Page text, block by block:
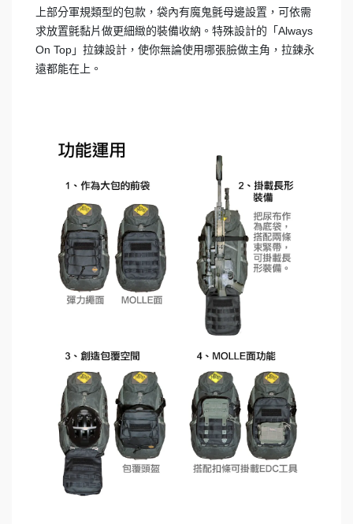
上部分軍規類型的包款，袋內有魔鬼氈母邊設置，可依需
求放置氈黏片做更細緻的裝備收納。特殊設計的「Always
On Top」拉鍊設計，使你無論使用哪張臉做主角，拉鍊永
遠都能在上。